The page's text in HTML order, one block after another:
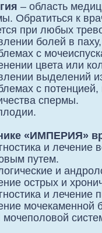
– область
Обратиться к
при любых
болей в
с
цвета или
выделений
с
спермы.
«ИМПЕРИЯ»
и лечение
путем.
и
острых и
и лечение
мочекаменной